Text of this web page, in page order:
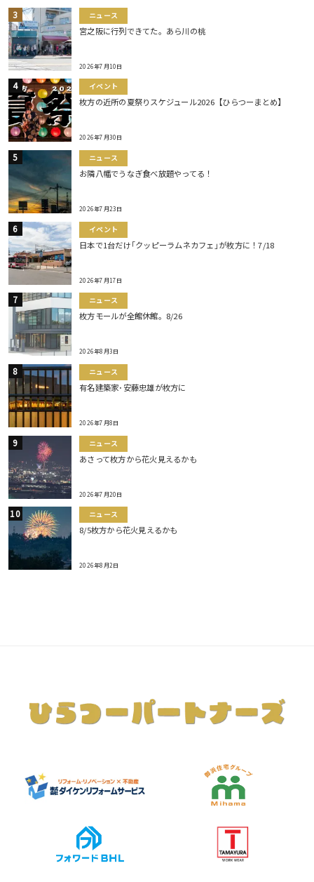
ニュース
宮之阪に行列できてた。あら川の桃
2026年7月10日
イベント
枚方の近所の夏祭りスケジュール2026【ひらつーまとめ】
2026年7月30日
ニュース
お隣八幡でうなぎ食べ放題やってる！
2026年7月23日
イベント
日本で1台だけ｢クッピーラムネカフェ｣が枚方に！7/18
2026年7月17日
ニュース
枚方モールが全館休館。8/26
2026年8月3日
ニュース
有名建築家･安藤忠雄が枚方に
2026年7月8日
ニュース
あさって枚方から花火見えるかも
2026年7月20日
ニュース
8/5枚方から花火見えるかも
2026年8月2日